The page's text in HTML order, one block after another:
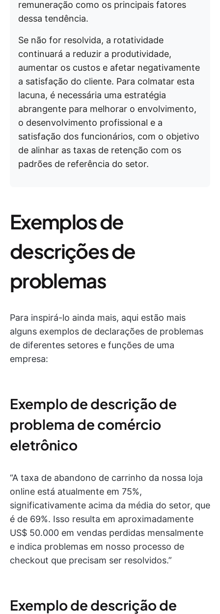
remuneração como os principais fatores
dessa tendência.
Se não for resolvida, a rotatividade
continuará a reduzir a produtividade,
aumentar os custos e afetar negativamente
a satisfação do cliente. Para colmatar esta
lacuna, é necessária uma estratégia
abrangente para melhorar o envolvimento,
o desenvolvimento profissional e a
satisfação dos funcionários, com o objetivo
de alinhar as taxas de retenção com os
padrões de referência do setor.
Exemplos de
descrições de
problemas
Para inspirá-lo ainda mais, aqui estão mais
alguns exemplos de declarações de problemas
de diferentes setores e funções de uma
empresa:
Exemplo de descrição de
problema de comércio
eletrônico
“A taxa de abandono de carrinho da nossa loja
online está atualmente em 75%,
significativamente acima da média do setor, que
é de 69%. Isso resulta em aproximadamente
US$ 50.000 em vendas perdidas mensalmente
e indica problemas em nosso processo de
checkout que precisam ser resolvidos.”
Exemplo de descrição de